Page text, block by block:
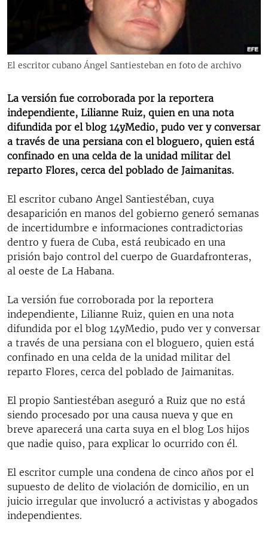
ESPECIALES
SER VIEJO EN CUBA
KENTU-CUBANO
LOS SANTOS DE HIALEAH
DESINFORMACIÓN RUSA EN AMÉRICA LATINA
MULTIMEDIA
SÍGUENOS
El escritor cubano Ángel Santiesteban en foto de archivo
La versión fue corroborada por la reportera
independiente, Lilianne Ruiz, quien en una nota
difundida por el blog 14yMedio, pudo ver y conversar
a través de una persiana con el bloguero, quien está
confinado en una celda de la unidad militar del
reparto Flores, cerca del poblado de Jaimanitas.
El escritor cubano Angel Santiestéban, cuya
desaparición en manos del gobierno generó semanas
de incertidumbre e informaciones contradictorias
dentro y fuera de Cuba, está reubicado en una
prisión bajo control del cuerpo de Guardafronteras,
al oeste de La Habana.
La versión fue corroborada por la reportera
independiente, Lilianne Ruiz, quien en una nota
difundida por el blog 14yMedio, pudo ver y conversar
a través de una persiana con el bloguero, quien está
confinado en una celda de la unidad militar del
reparto Flores, cerca del poblado de Jaimanitas.
El propio Santiestéban aseguró a Ruiz que no está
siendo procesado por una causa nueva y que en
breve aparecerá una carta suya en el blog Los hijos
que nadie quiso, para explicar lo ocurrido con él.
El escritor cumple una condena de cinco años por el
supuesto de delito de violación de domicilio, en un
juicio irregular que involucró a activistas y abogados
independientes.